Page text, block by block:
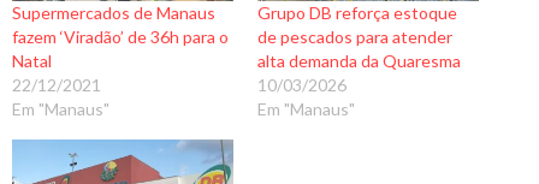
Supermercados de Manaus
fazem ‘Viradão’ de 36h para o
Natal
22/12/2021
Em "Manaus"
Grupo DB reforça estoque
de pescados para atender
alta demanda da Quaresma
10/03/2026
Em "Manaus"